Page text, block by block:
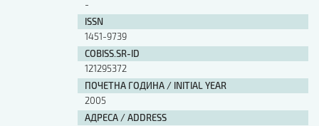
-
ISSN
1451-9739
COBISS.SR-ID
121295372
ПОЧЕТНА ГОДИНА / INITIAL YEAR
2005
АДРЕСА / ADDRESS